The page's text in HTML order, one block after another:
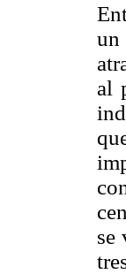
un
al
se